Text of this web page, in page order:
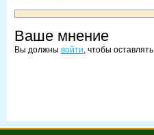
Ваше мнение
Вы должны войти, чтобы